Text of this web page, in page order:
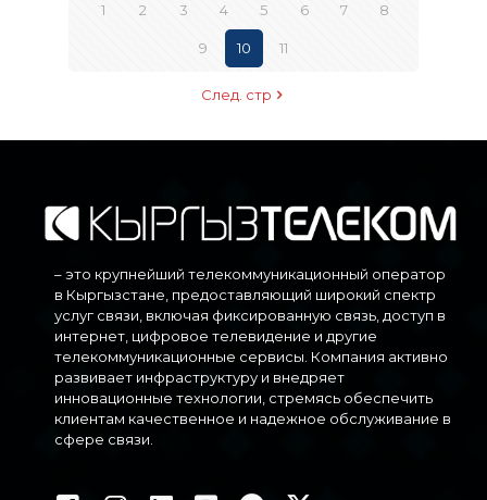
1 2 3 4 5 6 7 8
9 10 11
След. стр
– это крупнейший телекоммуникационный оператор
в Кыргызстане, предоставляющий широкий спектр
услуг связи, включая фиксированную связь, доступ в
интернет, цифровое телевидение и другие
телекоммуникационные сервисы. Компания активно
развивает инфраструктуру и внедряет
инновационные технологии, стремясь обеспечить
клиентам качественное и надежное обслуживание в
сфере связи.